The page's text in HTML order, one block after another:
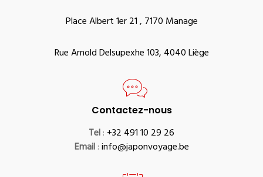
Place Albert 1er 21 , 7170 Manage
Rue Arnold Delsupexhe 103, 4040 Liège
Contactez-nous
Tel: +32 491 10 29 26
Email:info@japonvoyage.be